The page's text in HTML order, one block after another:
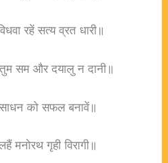
रहें सत्य व्रत धारी॥
सम और दयालु न दानी॥
साधन को सफल बनावें॥
मनोरथ गृही विरागी॥